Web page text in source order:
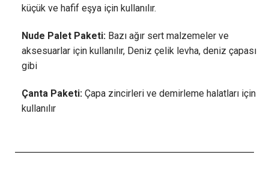
küçük ve hafif eşya için kullanılır.
Nude Palet Paketi: Bazı ağır sert malzemeler ve
aksesuarlar için kullanılır, Deniz çelik levha, deniz çapası
gibi
Çanta Paketi: Çapa zincirleri ve demirleme halatları için
kullanılır